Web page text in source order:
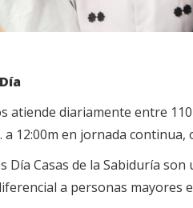
atiende diariamente entre
a 12:00m en jornada
Día Casas de la Sabiduría
a personas mayores